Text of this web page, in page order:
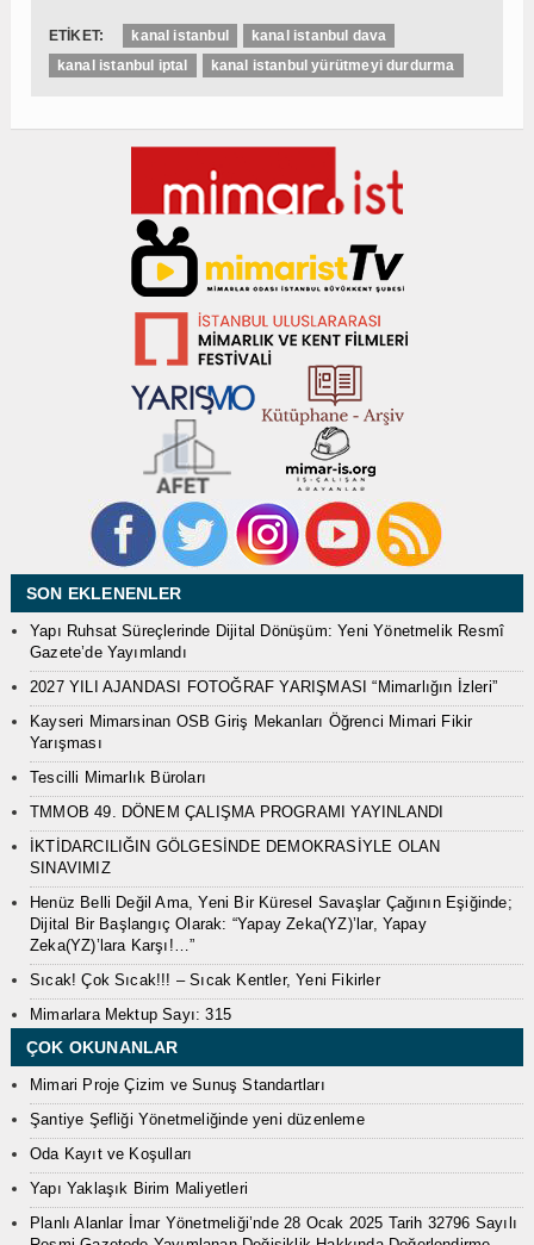
ETİKET: kanal istanbul
kanal istanbul dava
kanal istanbul iptal
kanal istanbul yürütmeyi durdurma
SON EKLENENLER
Yapı Ruhsat Süreçlerinde Dijital Dönüşüm: Yeni Yönetmelik Resmî
Gazete’de Yayımlandı
2027 YILI AJANDASI FOTOĞRAF YARIŞMASI “Mimarlığın İzleri”
Kayseri Mimarsinan OSB Giriş Mekanları Öğrenci Mimari Fikir
Yarışması
Tescilli Mimarlık Büroları
TMMOB 49. DÖNEM ÇALIŞMA PROGRAMI YAYINLANDI
İKTİDARCILIĞIN GÖLGESİNDE DEMOKRASİYLE OLAN
SINAVIMIZ
Henüz Belli Değil Ama, Yeni Bir Küresel Savaşlar Çağının Eşiğinde;
Dijital Bir Başlangıç Olarak: “Yapay Zeka(YZ)’lar, Yapay
Zeka(YZ)’lara Karşı!…”
Sıcak! Çok Sıcak!!! – Sıcak Kentler, Yeni Fikirler
Mimarlara Mektup Sayı: 315
ÇOK OKUNANLAR
Mimari Proje Çizim ve Sunuş Standartları
Şantiye Şefliği Yönetmeliğinde yeni düzenleme
Oda Kayıt ve Koşulları
Yapı Yaklaşık Birim Maliyetleri
Planlı Alanlar İmar Yönetmeliği’nde 28 Ocak 2025 Tarih 32796 Sayılı